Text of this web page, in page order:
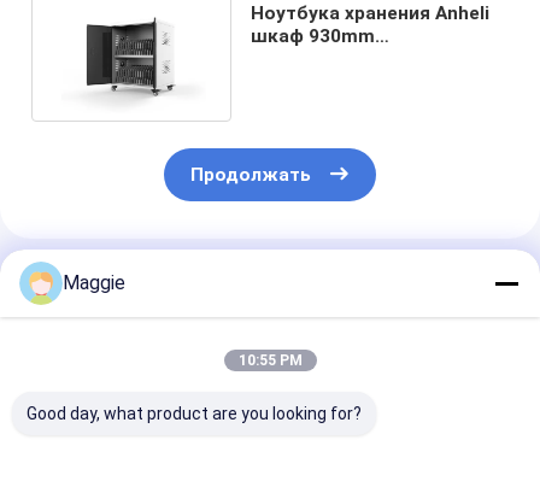
Ноутбука хранения Anheli
шкаф 930mm
Продолжать
Порекомендованные Продукты
Maggie
10:55 PM
Good day, what product are you looking for?